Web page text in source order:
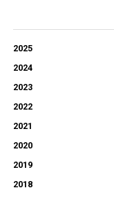
2025
2024
2023
2022
2021
2020
2019
2018